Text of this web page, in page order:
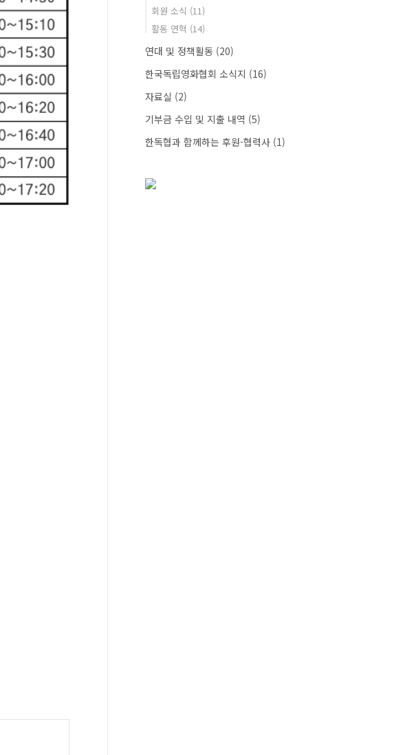
회원 소식 (11)
활동 연혁 (14)
연대 및 정책활동 (20)
한국독립영화협회 소식지 (16)
자료실 (2)
기부금 수입 및 지출 내역 (5)
한독협과 함께하는 후원-협력사 (1)